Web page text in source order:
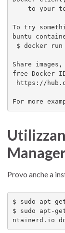
To try
buntu
Share
free Docker
For more
Provo anche a
$ sudo apt-
$ sudo apt-
ntainerd.io